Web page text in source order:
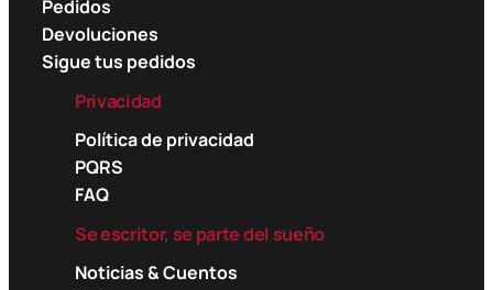
Pedidos
Devoluciones
Sigue tus pedidos
Privacidad
Política de privacidad
PQRS
FAQ
Se escritor, se parte del sueño
Noticias & Cuentos